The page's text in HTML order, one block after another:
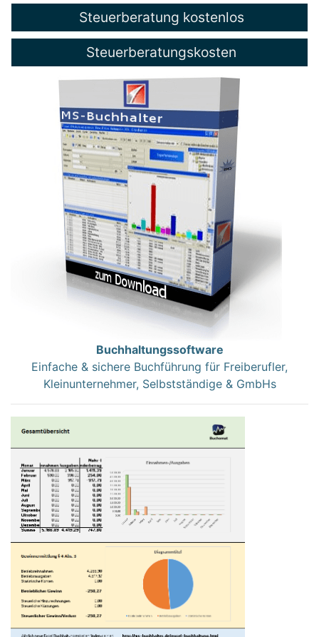
Steuerberatung kostenlos
Steuerberatungskosten
Buchhaltungssoftware
Einfache & sichere Buchführung für Freiberufler,
Kleinunternehmer, Selbstständige & GmbHs